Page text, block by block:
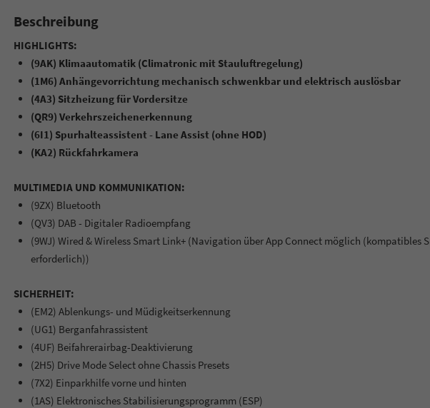
Beschreibung
HIGHLIGHTS:
(9AK) Klimaautomatik (Climatronic mit Stauluftregelung)
(1M6) Anhängevorrichtung mechanisch schwenkbar und elektrisch auslösbar
(4A3) Sitzheizung für Vordersitze
(QR9) Verkehrszeichenerkennung
(6I1) Spurhalteassistent - Lane Assist (ohne HOD)
(KA2) Rückfahrkamera
MULTIMEDIA UND KOMMUNIKATION:
(9ZX) Bluetooth
(QV3) DAB - Digitaler Radioempfang
(9WJ) Wired & Wireless Smart Link+ (Navigation über App Connect möglich (kompatibles
erforderlich))
SICHERHEIT:
(EM2) Ablenkungs- und Müdigkeitserkennung
(UG1) Berganfahrassistent
(4UF) Beifahrerairbag-Deaktivierung
(2H5) Drive Mode Select ohne Chassis Presets
(7X2) Einparkhilfe vorne und hinten
(1AS) Elektronisches Stabilisierungsprogramm (ESP)